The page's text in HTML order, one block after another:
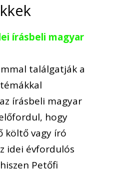
írásbeli magyar
találgatják a
írásbeli magyar
hogy
költő vagy író
idei évfordulós
Petőfi